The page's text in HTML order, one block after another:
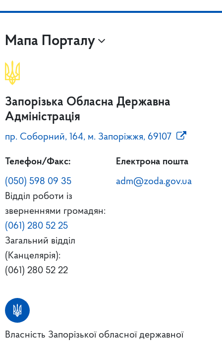
Мапа Порталу
Запорізька Обласна Державна
Адміністрація
пр. Соборний, 164, м. Запоріжжя, 69107
Телефон/Факс:
(050) 598 09 35
Відділ роботи із
зверненнями громадян:
(061) 280 52 25
Загальний відділ
(Канцелярія):
(061) 280 52 22
Електрона пошта
adm@zoda.gov.ua
Власність Запорізької обласної державної